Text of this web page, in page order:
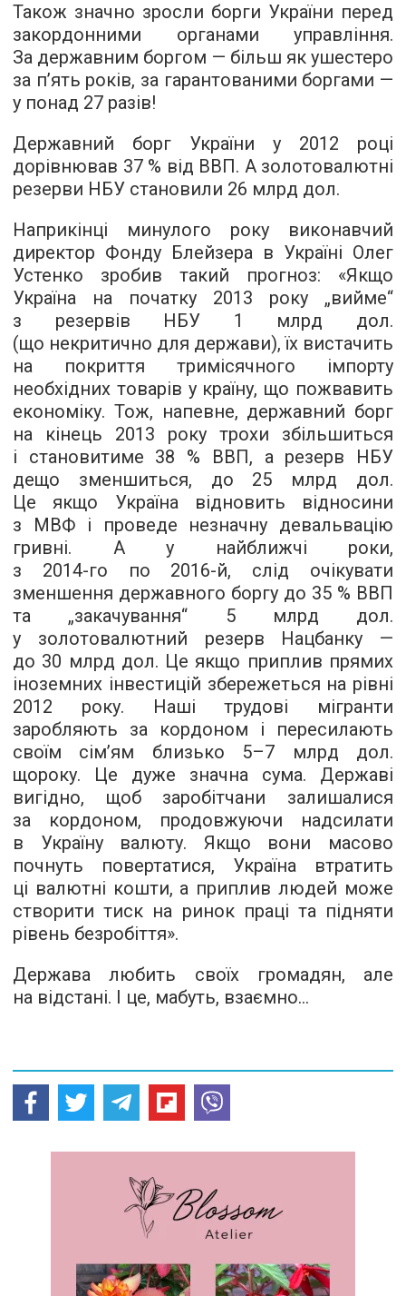
Також значно зросли борги України перед
закордонними органами управління.
За державним боргом — більш як ушестеро
за п’ять років, за гарантованими боргами —
у понад 27 разів!
Державний борг України у 2012 році
дорівнював 37 % від ВВП. А золотовалютні
резерви НБУ становили 26 млрд дол.
Наприкінці минулого року виконавчий
директор Фонду Блейзера в Україні Олег
Устенко зробив такий прогноз: «Якщо
Україна на початку 2013 року „вийме“
з резервів НБУ 1 млрд дол.
(що некритично для держави), їх вистачить
на покриття тримісячного імпорту
необхідних товарів у країну, що пожвавить
економіку. Тож, напевне, державний борг
на кінець 2013 року трохи збільшиться
і становитиме 38 % ВВП, а резерв НБУ
дещо зменшиться, до 25 млрд дол.
Це якщо Україна відновить відносини
з МВФ і проведе незначну девальвацію
гривні. А у найближчі роки,
з 2014-го по 2016-й, слід очікувати
зменшення державного боргу до 35 % ВВП
та „закачування“ 5 млрд дол.
у золотовалютний резерв Нацбанку —
до 30 млрд дол. Це якщо приплив прямих
іноземних інвестицій збережеться на рівні
2012 року. Наші трудові мігранти
заробляють за кордоном і пересилають
своїм сім’ям близько 5–7 млрд дол.
щороку. Це дуже значна сума. Державі
вигідно, щоб заробітчани залишалися
за кордоном, продовжуючи надсилати
в Україну валюту. Якщо вони масово
почнуть повертатися, Україна втратить
ці валютні кошти, а приплив людей може
створити тиск на ринок праці та підняти
рівень безробіття».
Держава любить своїх громадян, але
на відстані. І це, мабуть, взаємно...